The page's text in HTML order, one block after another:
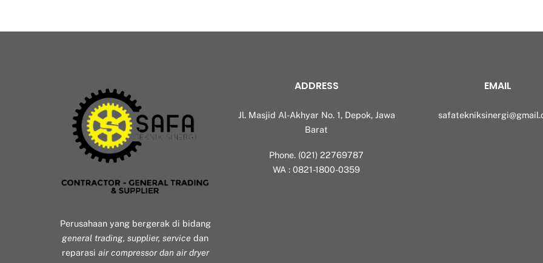
Perusahaan yang bergerak di bidang
general trading, supplier, service dan
reparasi air compressor dan air dryer
ADDRESS
Jl. Masjid Al-Akhyar No. 1, Depok, Jawa
Barat
Phone. (021) 22769787
WA : 0821-1800-0359
EMAIL